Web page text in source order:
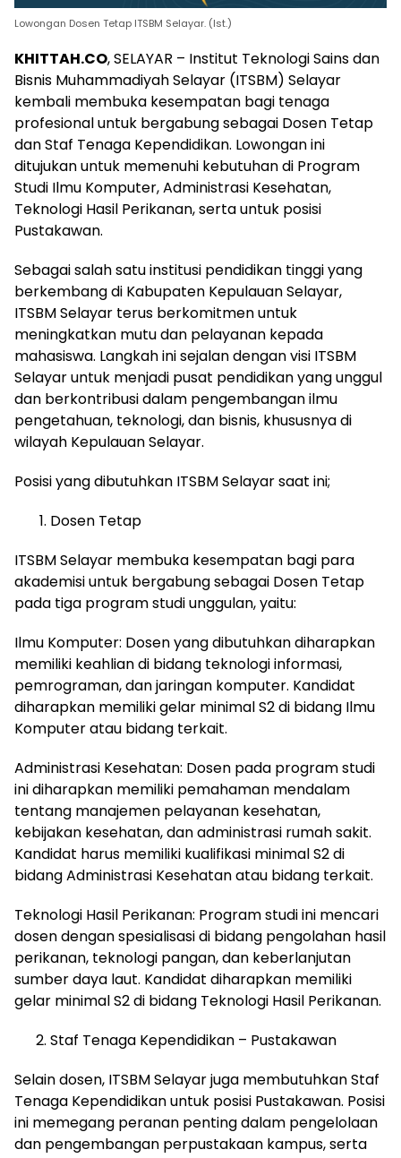
Lowongan Dosen Tetap ITSBM Selayar. (Ist.)
KHITTAH.CO, SELAYAR – Institut Teknologi Sains dan
Bisnis Muhammadiyah Selayar (ITSBM) Selayar
kembali membuka kesempatan bagi tenaga
profesional untuk bergabung sebagai Dosen Tetap
dan Staf Tenaga Kependidikan. Lowongan ini
ditujukan untuk memenuhi kebutuhan di Program
Studi Ilmu Komputer, Administrasi Kesehatan,
Teknologi Hasil Perikanan, serta untuk posisi
Pustakawan.
Sebagai salah satu institusi pendidikan tinggi yang
berkembang di Kabupaten Kepulauan Selayar,
ITSBM Selayar terus berkomitmen untuk
meningkatkan mutu dan pelayanan kepada
mahasiswa. Langkah ini sejalan dengan visi ITSBM
Selayar untuk menjadi pusat pendidikan yang unggul
dan berkontribusi dalam pengembangan ilmu
pengetahuan, teknologi, dan bisnis, khususnya di
wilayah Kepulauan Selayar.
Posisi yang dibutuhkan ITSBM Selayar saat ini;
Dosen Tetap
ITSBM Selayar membuka kesempatan bagi para
akademisi untuk bergabung sebagai Dosen Tetap
pada tiga program studi unggulan, yaitu:
Ilmu Komputer: Dosen yang dibutuhkan diharapkan
memiliki keahlian di bidang teknologi informasi,
pemrograman, dan jaringan komputer. Kandidat
diharapkan memiliki gelar minimal S2 di bidang Ilmu
Komputer atau bidang terkait.
Administrasi Kesehatan: Dosen pada program studi
ini diharapkan memiliki pemahaman mendalam
tentang manajemen pelayanan kesehatan,
kebijakan kesehatan, dan administrasi rumah sakit.
Kandidat harus memiliki kualifikasi minimal S2 di
bidang Administrasi Kesehatan atau bidang terkait.
Teknologi Hasil Perikanan: Program studi ini mencari
dosen dengan spesialisasi di bidang pengolahan hasil
perikanan, teknologi pangan, dan keberlanjutan
sumber daya laut. Kandidat diharapkan memiliki
gelar minimal S2 di bidang Teknologi Hasil Perikanan.
Staf Tenaga Kependidikan – Pustakawan
Selain dosen, ITSBM Selayar juga membutuhkan Staf
Tenaga Kependidikan untuk posisi Pustakawan. Posisi
ini memegang peranan penting dalam pengelolaan
dan pengembangan perpustakaan kampus, serta